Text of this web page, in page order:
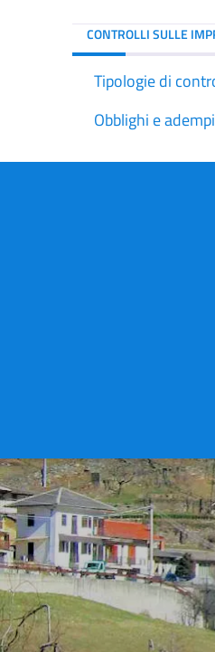
CONTROLLI SULLE
Tipologie di
Obblighi e